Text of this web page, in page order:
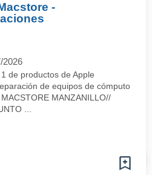
-
2026
de productos de Apple
de equipos de cómputo
MANZANILLO//
...